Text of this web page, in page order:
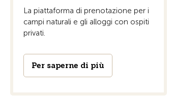
La piattaforma di prenotazione per i
campi naturali e gli alloggi con ospiti
privati.
Per saperne di più